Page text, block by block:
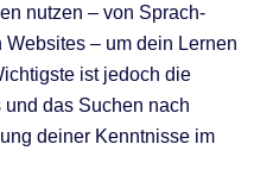
nutzen – von Sprach-
– um dein Lernen
ist jedoch die
das Suchen nach
deiner Kenntnisse im